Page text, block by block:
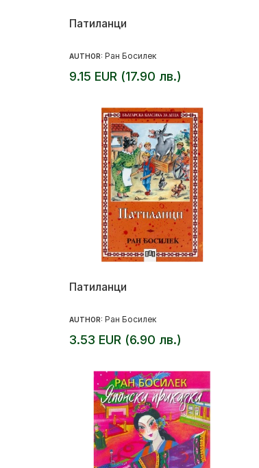
Патиланци
AUTHOR: Ран Босилек
9.15 EUR (17.90 лв.)
Патиланци
AUTHOR: Ран Босилек
3.53 EUR (6.90 лв.)